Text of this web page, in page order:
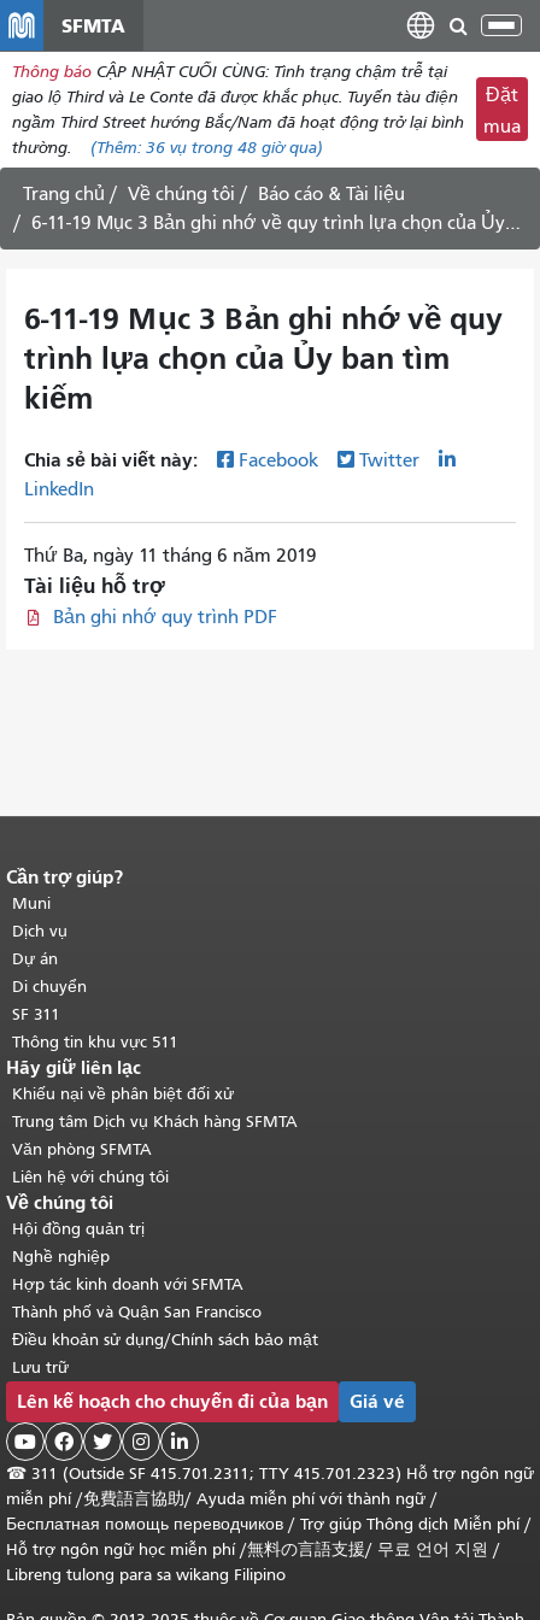
dung
SFMTA
Thông báo CẬP NHẬT CUỐI CÙNG: Tình trạng chậm trễ tại
giao lộ Third và Le Conte đã được khắc phục. Tuyến tàu điện
ngầm Third Street hướng Bắc/Nam đã hoạt động trở lại bình
thường.
(Thêm: 36 vụ trong 48 giờ qua)
Đặt
mua
Trang chủ Về chúng tôi
Báo cáo & Tài liệu
6-11-19 Mục 3 Bản ghi nhớ về quy trình lựa chọn của Ủy ban tìm kiếm
6-11-19 Mục 3 Bản ghi nhớ về quy
trình lựa chọn của Ủy ban tìm
kiếm
Chia sẻ bài viết này: Facebook
Twitter
LinkedIn
Thứ Ba, ngày 11 tháng 6 năm 2019
Tài liệu hỗ trợ
Bản ghi nhớ quy trình PDF
Kết thúc nội dung trang.
của trang này được lặp lại trên mọi
trang.Quay lại đầu trang nội dung
chính.
Cần trợ giúp?
Muni
Dịch vụ
Dự án
Di chuyển
SF 311
Thông tin khu vực 511
Hãy giữ liên lạc
Khiếu nại về phân biệt đối xử
Trung tâm Dịch vụ Khách hàng SFMTA
Văn phòng SFMTA
Liên hệ với chúng tôi
Về chúng tôi
Hội đồng quản trị
Nghề nghiệp
Hợp tác kinh doanh với SFMTA
Thành phố và Quận San Francisco
Điều khoản sử dụng/Chính sách bảo mật
Lưu trữ
Lên kế hoạch cho chuyến đi của bạn Giá vé
    
☎ 311 (Outside SF 415.701.2311; TTY 415.701.2323) Hỗ trợ ngôn ngữ
miễn phí /免費語言協助/ Ayuda miễn phí với thành ngữ /
Бесплатная помощь переводчиков / Trợ giúp Thông dịch Miễn phí/
Hỗ trợ ngôn ngữ học miễn phí/無料の言語支援/ 무료 언어 지원 /
Libreng tulong para sa wikang Filipino